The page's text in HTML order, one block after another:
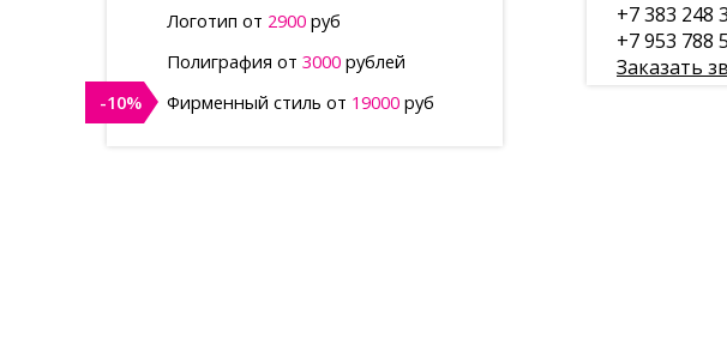
Логотип от 2900 руб
Полиграфия от 3000 рублей
-10%
Фирменный стиль от 19000 руб
+7 383 248
+7 953 788
Заказать